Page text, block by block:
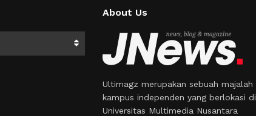
About Us
Ultimagz merupakan sebuah majalah
kampus independen yang berlokasi di
Universitas Multimedia Nusantara